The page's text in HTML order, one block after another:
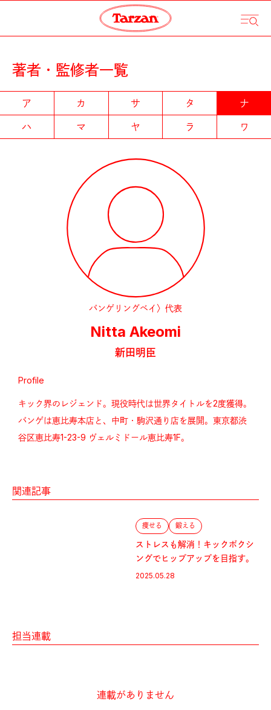
著者・監修者一覧
ア カ サ タ
ナ
ハ
マ ヤ ラ ワ
バンゲリングベイ〉代表
Nitta Akeomi
新田明臣
Profile
キック界のレジェンド。現役時代は世界タイトルを2度獲得。
バンゲは恵比寿本店と、中町・駒沢通り店を展開。東京都渋
谷区恵比寿1-23-9 ヴェルミドール恵比寿1F。
関連記事
痩せる 鍛える
ストレスも解消！キックボクシ
ングでヒップアップを目指す。
2025.05.28
担当連載
連載がありません